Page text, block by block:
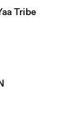
Tribe